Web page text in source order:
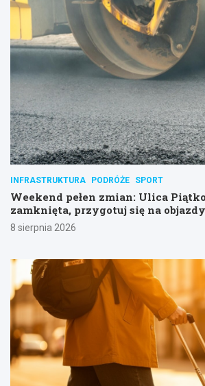
INFRASTRUKTURA PODRÓŻE SPORT
Weekend pełen zmian: Ulica
zamknięta, przygotuj się na
8 sierpnia 2026